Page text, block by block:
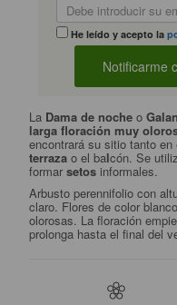
He leído y acepto la
La Dama de noche o
larga floración muy
encontrará su sitio tanto en
terraza o el balcón. Se
formarsetos informales.
Arbusto perennifolio con
claro. Flores de color
olorosas. La floración
prolonga hasta el final del